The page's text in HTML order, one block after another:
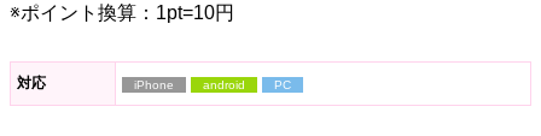
※ポイント換算：1pt=10円
対応 iPhone android PC